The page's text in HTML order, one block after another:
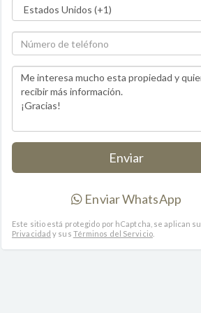
$1,100,000 USD
$5,000 USDen renta
+ RD$ 260 DOP de
mantenimiento
Enviar WhatsApp
Este sitio está protegido por hCaptcha, se aplican su
Privacidad y sus Términos del Servicio.